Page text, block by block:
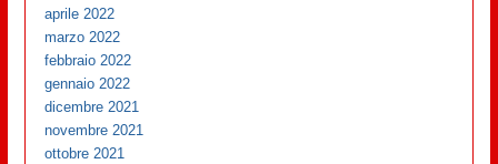
aprile 2022
marzo 2022
febbraio 2022
gennaio 2022
dicembre 2021
novembre 2021
ottobre 2021